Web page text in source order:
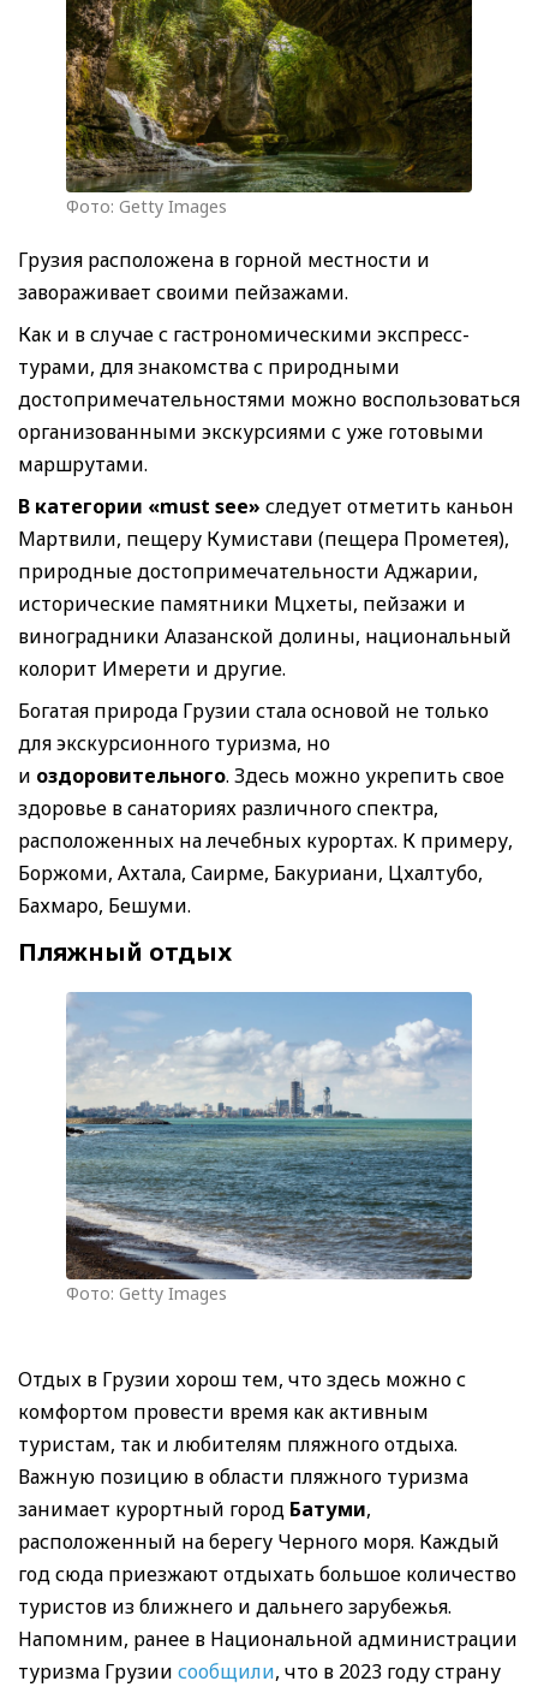
Фото: Getty Images
Грузия расположена в горной местности и
завораживает своими пейзажами.
Как и в случае с гастрономическими экспресс-
турами, для знакомства с природными
достопримечательностями можно воспользоваться
организованными экскурсиями с уже готовыми
маршрутами.
В категории «must see» следует отметить каньон
Мартвили, пещеру Кумистави (пещера Прометея),
природные достопримечательности Аджарии,
исторические памятники Мцхеты, пейзажи и
виноградники Алазанской долины, национальный
колорит Имерети и другие.
Богатая природа Грузии стала основой не только
для экскурсионного туризма, но
и оздоровительного. Здесь можно укрепить свое
здоровье в санаториях различного спектра,
расположенных на лечебных курортах. К примеру,
Боржоми, Ахтала, Саирме, Бакуриани, Цхалтубо,
Бахмаро, Бешуми.
Пляжный отдых
Фото: Getty Images
Отдых в Грузии хорош тем, что здесь можно с
комфортом провести время как активным
туристам, так и любителям пляжного отдыха.
Важную позицию в области пляжного туризма
занимает курортный город Батуми,
расположенный на берегу Черного моря. Каждый
год сюда приезжают отдыхать большое количество
туристов из ближнего и дальнего зарубежья.
Напомним, ранее в Национальной администрации
туризма Грузии сообщили, что в 2023 году страну